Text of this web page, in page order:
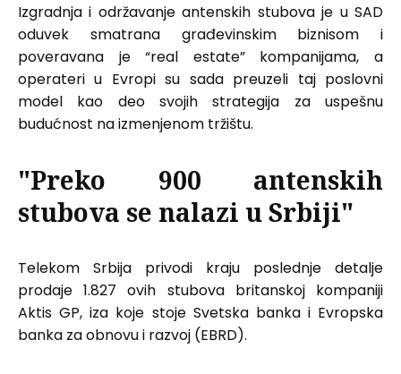
Izgradnja i održavanje antenskih stubova je u SAD
oduvek smatrana građevinskim biznisom i
poveravana je “real estate” kompanijama, a
operateri u Evropi su sada preuzeli taj poslovni
model kao deo svojih strategija za uspešnu
budućnost na izmenjenom tržištu.
"Preko 900 antenskih
stubova se nalazi u Srbiji"
Telekom Srbija privodi kraju poslednje detalje
prodaje 1.827 ovih stubova britanskoj kompaniji
Aktis GP, iza koje stoje Svetska banka i Evropska
banka za obnovu i razvoj (EBRD).